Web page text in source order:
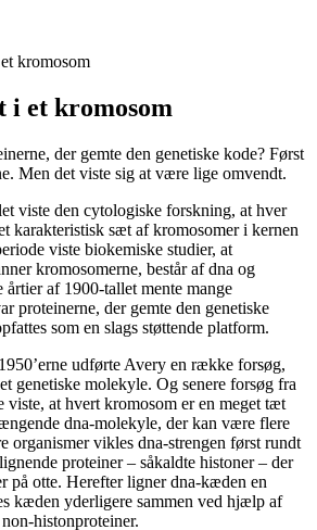
kromosom
i et kromosom
der gemte den genetiske kode? Først
Men det viste sig at være lige omvendt.
viste den cytologiske forskning, at hver
karakteristisk sæt af kromosomer i kernen
viste biokemiske studier, at
kromosomerne, består af dna og
af 1900-tallet mente mange
proteinerne, der gemte den genetiske
som en slags støttende platform.
udførte Avery en række forsøg,
genetiske molekyle. Og senere forsøg fra
viste, at hvert kromosom er en meget tæt
dna-molekyle, der kan være flere
organismer vikles dna-strengen først rundt
proteiner – såkaldte histoner – der
på otte. Herefter ligner dna-kæden en
kæden yderligere sammen ved hjælp af
histonproteiner.